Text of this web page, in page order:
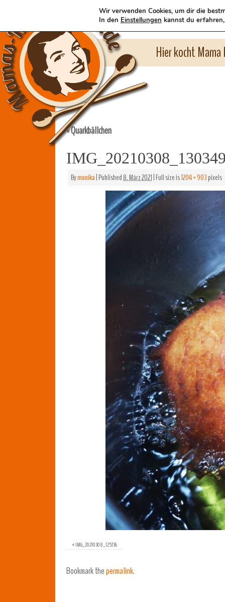
Hier kocht
«Quarkbällchen
Bymonika|Published8. März 2021|Full size is1204 × 903pixels
«IMG_20210308_125736
Bookmark thepermalink.
Wir verwenden Cookies, um dir die
In den Einstellungen kannst du